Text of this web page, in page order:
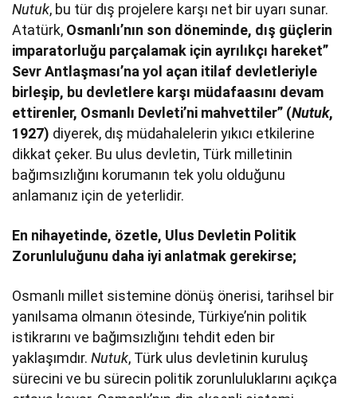
Nutuk, bu tür dış projelere karşı net bir uyarı sunar.
Atatürk, Osmanlı’nın son döneminde, dış güçlerin
imparatorluğu parçalamak için ayrılıkçı hareket”
Sevr Antlaşması’na yol açan itilaf devletleriyle
birleşip, bu devletlere karşı müdafaasını devam
ettirenler, Osmanlı Devleti’ni mahvettiler” (Nutuk,
1927) diyerek, dış müdahalelerin yıkıcı etkilerine
dikkat çeker. Bu ulus devletin, Türk milletinin
bağımsızlığını korumanın tek yolu olduğunu
anlamanız için de yeterlidir.
En nihayetinde, özetle, Ulus Devletin Politik
Zorunluluğunu daha iyi anlatmak gerekirse;
Osmanlı millet sistemine dönüş önerisi, tarihsel bir
yanılsama olmanın ötesinde, Türkiye’nin politik
istikrarını ve bağımsızlığını tehdit eden bir
yaklaşımdır.Nutuk, Türk ulus devletinin kuruluş
sürecini ve bu sürecin politik zorunluluklarını açıkça